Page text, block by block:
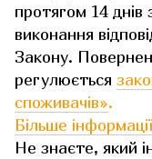
протягом 14
виконання
Закону.
регулюється
споживачів».
Більше
Не знаєте, який